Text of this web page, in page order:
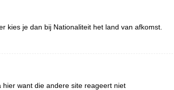
kies je dan bij Nationaliteit het land van afkomst.
want die andere site reageert niet